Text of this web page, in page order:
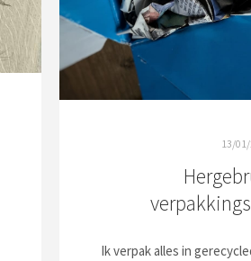
13/
Ik verpak alles in